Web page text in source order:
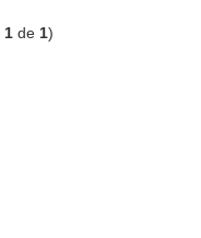
1 de 1)